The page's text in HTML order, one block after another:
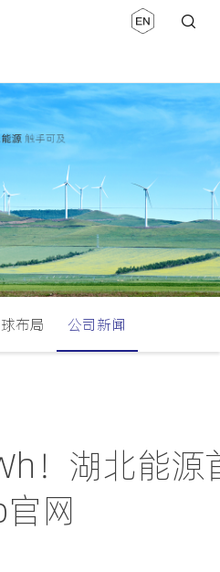
布局 公司新闻
！湖北能
网